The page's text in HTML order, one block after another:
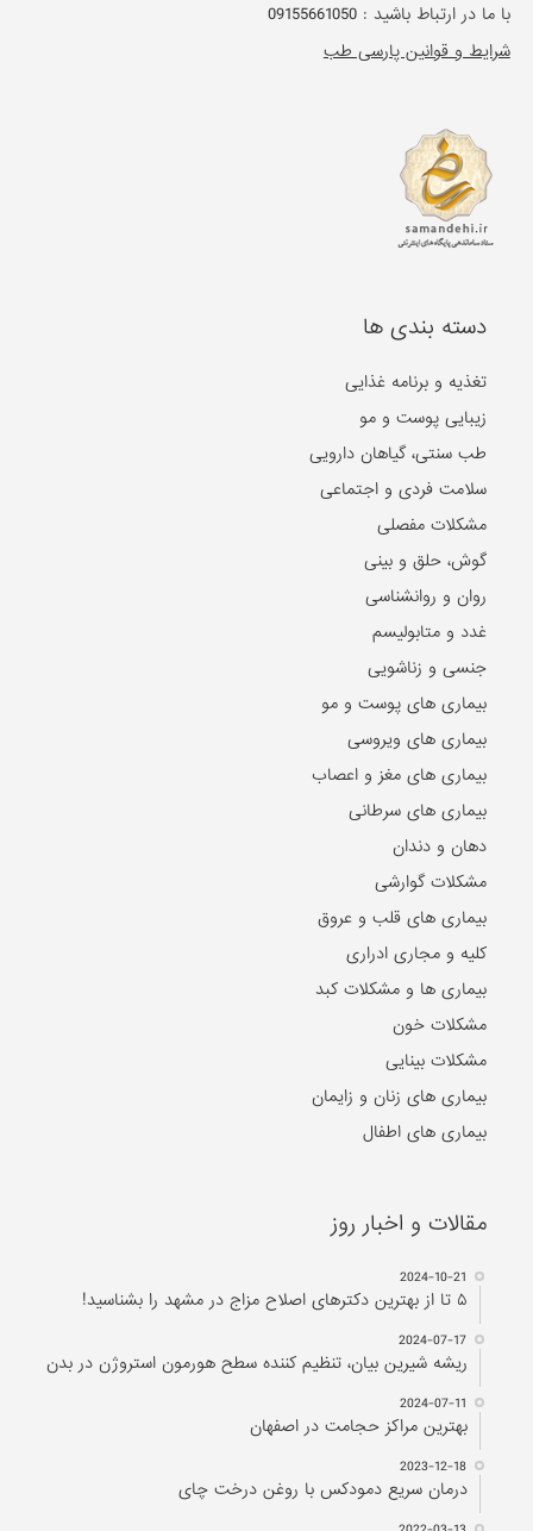
با ما در ارتباط باشید :09155661050
شرایط و قوانین پارسی طب
دسته بندی ها
تغذیه و برنامه غذایی
زیبایی پوست و مو
طب سنتی، گیاهان دارویی
سلامت فردی و اجتماعی
مشکلات مفصلی
گوش، حلق و بینی
روان و روانشناسی
غدد و متابولیسم
جنسی و زناشویی
بیماری های پوست و مو
بیماری های ویروسی
بیماری های مغز و اعصاب
بیماری های سرطانی
دهان و دندان
مشکلات گوارشی
بیماری های قلب و عروق
کلیه و مجاری ادراری
بیماری ها و مشکلات کبد
مشکلات خون
مشکلات بینایی
بیماری های زنان و زایمان
بیماری های اطفال
مقالات و اخبار روز
2024-10-21
۵ تا از بهترین دکتر‌های اصلاح مزاج در مشهد را بشناسید!
2024-07-17
ریشه شیرین بیان، تنظیم کننده سطح هورمون استروژن در بدن
2024-07-11
بهترین مراکز حجامت در اصفهان
2023-12-18
درمان سریع دمودکس با روغن درخت چای